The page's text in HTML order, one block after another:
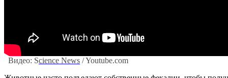
Видео: Science News / Youtube.com